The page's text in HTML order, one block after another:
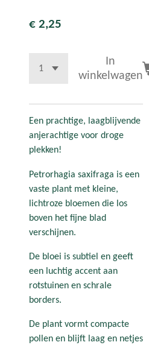
€ 2,25
In
winkelwagen
Een prachtige, laagblijvende
anjerachtige voor droge
plekken!
Petrorhagia saxifraga is een
vaste plant met kleine,
lichtroze bloemen die los
boven het fijne blad
verschijnen.
De bloei is subtiel en geeft
een luchtig accent aan
rotstuinen en schrale
borders.
De plant vormt compacte
pollen en blijft laag en netjes